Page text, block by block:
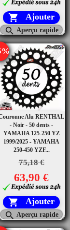
 Ajouter
 Aperçu rapide
Alu RENTHAL
- Noir - 50 dents -
YAMAHA 125-250 YZ
1999/2025 - YAMAHA
250-450 YZF...
75,18 €
63,90 €
 Ajouter
 Aperçu rapide